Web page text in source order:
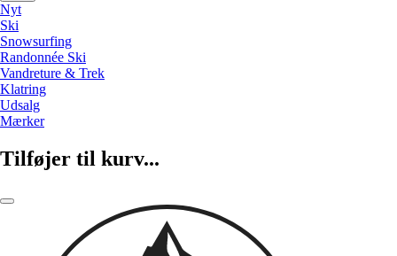
Nyt
Ski
Snowsurfing
Randonnée Ski
Vandreture & Trek
Klatring
Udsalg
Mærker
Tilføjer til kurv...